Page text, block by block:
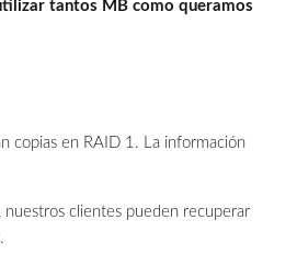
tantos MB como queramos
copias en RAID 1. La información
nuestros clientes pueden recuperar